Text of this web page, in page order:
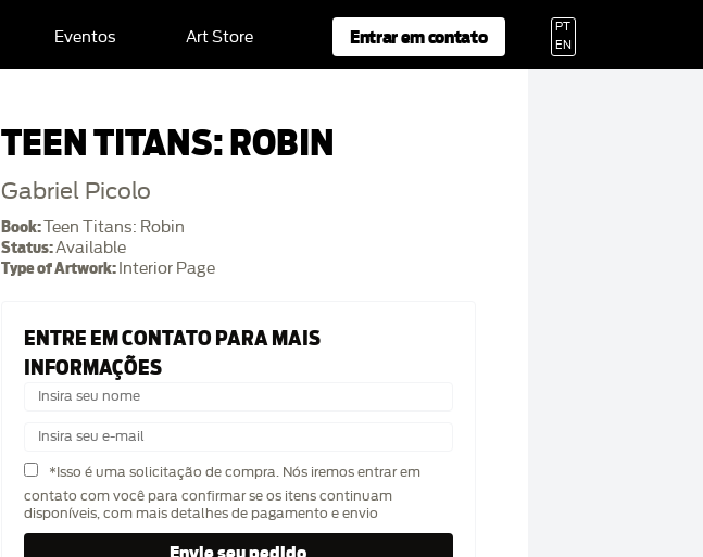
Eventos Art Store Entrar em contato
PT
EN
TEEN TITANS: ROBIN
Gabriel Picolo
Book:Teen Titans: Robin
Status:Available
Type of Artwork: Interior Page
ENTRE EM CONTATO PARA MAIS
INFORMAÇÕES
*Isso é uma solicitação de compra. Nós iremos entrar em
contato com você para confirmar se os itens continuam
disponíveis, com mais detalhes de pagamento e envio